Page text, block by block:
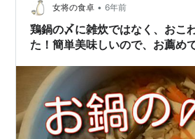
カレーうどん 明太子の和えそば パス
トマトとカリフラワーブロッコリー…
女将の食卓 • 6年前
鶏鍋の〆に雑炊ではなく、おこ
た！簡単美味しいので、お薦め